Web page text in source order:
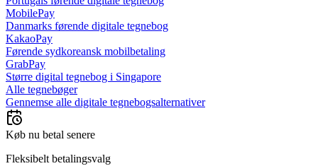
MobilePay
Danmarks førende digitale tegnebog
KakaoPay
Førende sydkoreansk mobilbetaling
GrabPay
Større digital tegnebog i Singapore
Alle tegnebøger
Gennemse alle digitale tegnebogsalternativer
Køb nu betal senere
Fleksibelt betalingsvalg